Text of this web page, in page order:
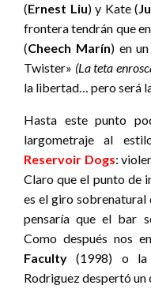
(Ernest Liu) y Kate (
frontera tendrán que
(Cheech Marín) en
Twister» (La teta
la libertad… pero será
Hasta este punto
largometraje al
Reservoir Dogs:
Claro que el punto de
es el giro sobrenatural
pensaría que el bar
Como después nos
Faculty (1998) o
Rodriguez despertó